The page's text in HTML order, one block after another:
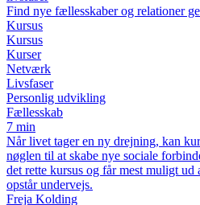
Find nye fællesskaber og relationer
Kursus
Kursus
Kurser
Netværk
Livsfaser
Personlig udvikling
Fællesskab
7 min
Når livet tager en ny drejning, kan
nøglen til at skabe nye sociale
det rette kursus og får mest muligt
opstår undervejs.
Freja Kolding